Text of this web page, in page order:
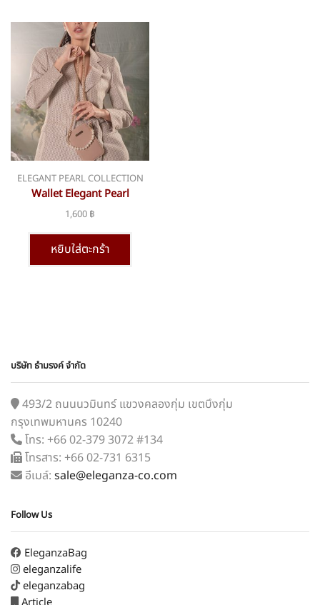
ELEGANT PEARL COLLECTION
Wallet Elegant Pearl
Collection sn-267
1,600 ฿
หยิบใส่ตะกร้า
บริษัท ธำมรงค์ จำกัด
493/2 ถนนนวมินทร์ แขวงคลองกุ่ม เขตบึงกุ่ม
กรุงเทพมหานคร 10240
โทร: +66 02-379 3072 #134
โทรสาร: +66 02-731 6315
อีเมล์: sale@eleganza-co.com
Follow Us
EleganzaBag
eleganzalife
eleganzabag